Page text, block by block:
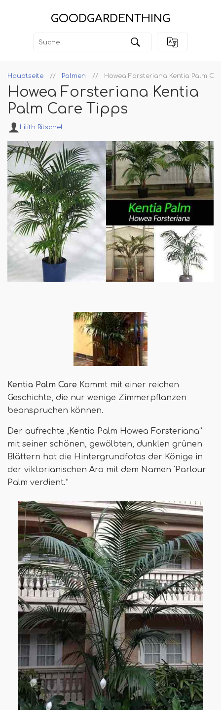
GOODGARDENTHING
Hauptseite Palmen Howea Forsteriana Kentia Palm
Howea Forsteriana Kentia
Palm Care Tipps
Lilith Ritschel
Kentia Palm Care Kommt mit einer reichen
Geschichte, die nur wenige Zimmerpflanzen
beanspruchen können.
Der aufrechte „Kentia Palm Howea Forsteriana“
mit seiner schönen, gewölbten, dunklen grünen
Blättern hat die Hintergrundfotos der Könige in
der viktorianischen Ära mit dem Namen 'Parlour
Palm verdient.”